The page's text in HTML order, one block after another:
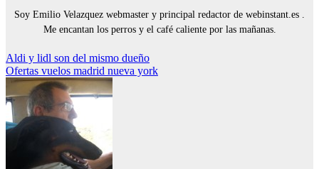
Soy Emilio Velazquez webmaster y principal redactor de webinstant.es .
Me encantan los perros y el café caliente por las mañanas.
Navegación
de
entradas
Aldi y lidl son del mismo dueño
Ofertas vuelos madrid nueva york